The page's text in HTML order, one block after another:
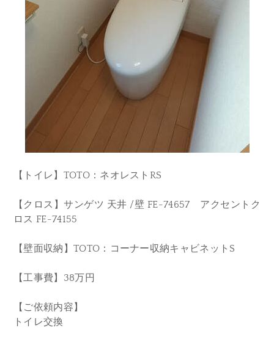
【トイレ】TOTO：ネオレストRS
【クロス】サンゲツ 天井 /壁 FE-74657 アクセントク
ロス FE-74155
【壁面収納】TOTO：コーナー収納キャビネットS
【工事費】38万円
【ご依頼内容】
トイレ交換